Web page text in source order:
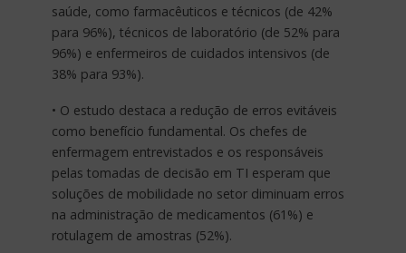
saúde, como farmacêuticos e técnicos (de 42%
para 96%), técnicos de laboratório (de 52% para
96%) e enfermeiros de cuidados intensivos (de
38% para 93%).
• O estudo destaca a redução de erros evitáveis
como benefício fundamental. Os chefes de
enfermagem entrevistados e os responsáveis
pelas tomadas de decisão em TI esperam que
soluções de mobilidade no setor diminuam erros
na administração de medicamentos (61%) e
rotulagem de amostras (52%).